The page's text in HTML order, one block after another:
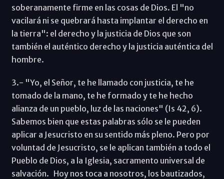
soberanamente firme en las cosas de Dios. El "no
vacilará ni se quebrará hasta implantar el derecho en
la tierra": el derecho y la justicia de Dios que son
también el auténtico derecho y la justicia auténtica del
hombre.
3.- "Yo, el Señor, te he llamado con justicia, te he
tomado de la mano, te he formado y te he hecho
alianza de un pueblo, luz de las naciones" (Is 42, 6).
Sabemos bien que estas palabras sólo se le pueden
aplicar a Jesucristo en su sentido más pleno. Pero por
voluntad de Jesucristo, se le aplican también a todo el
Pueblo de Dios, a la Iglesia, sacramento universal de
salvación. Hoy nos toca a nosotros, los bautizados,